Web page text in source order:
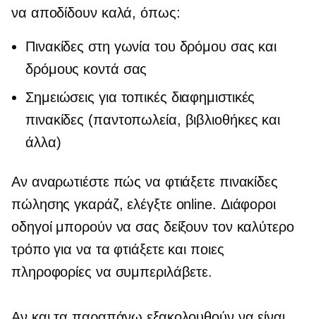
να αποδίδουν καλά, όπως:
Πινακίδες στη γωνία του δρόμου σας και
δρόμους κοντά σας
Σημειώσεις για τοπικές διαφημιστικές
πινακίδες (παντοπωλεία, βιβλιοθήκες και
άλλα)
Αν αναρωτιέστε πώς να φτιάξετε πινακίδες
πώλησης γκαράζ, ελέγξτε online. Διάφοροι
οδηγοί μπορούν να σας δείξουν τον καλύτερο
τρόπο για να τα φτιάξετε και ποιες
πληροφορίες να συμπεριλάβετε.